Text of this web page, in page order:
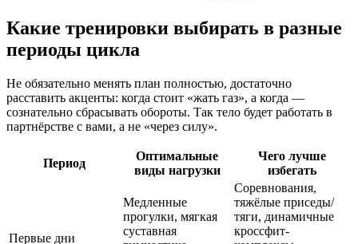
Какие тренировки выбирать в разные
периоды цикла
Не обязательно менять план полностью, достаточно
расставить акценты: когда стоит «жать газ», а когда —
сознательно сбрасывать обороты. Так тело будет работать в
партнёрстве с вами, а не «через силу».
Период
Оптимальные
виды нагрузки
Чего лучше
избегать
Первые дни
Медленные
прогулки, мягкая
суставная
Соревнования,
тяжёлые приседы/
тяги, динамичные
кроссфит-